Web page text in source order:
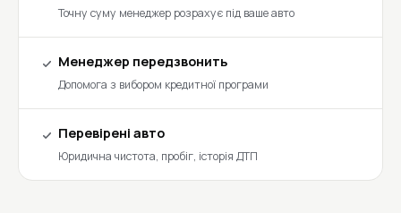
Точну суму менеджер розрахує під ваше авто
Менеджер передзвонить
Допомога з вибором кредитної програми
Перевірені авто
Юридична чистота, пробіг, історія ДТП